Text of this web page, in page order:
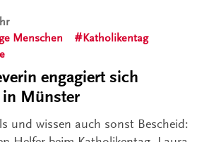
Menschen
Katholikentag
engagiert sich
Münster
und wissen auch sonst Bescheid: